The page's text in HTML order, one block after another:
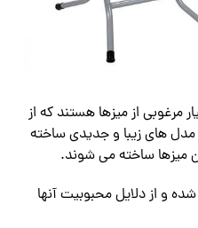
مرغوبی از میزها هستند که از
مدل های زیبا و جدیدی ساخته
میزها ساخته می شوند.
و از دلایل محبوبیت آنها